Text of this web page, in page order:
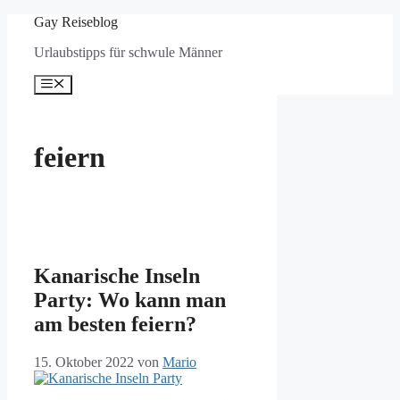
springen
Gay Reiseblog
Urlaubstipps für schwule Männer
Menü
feiern
Kanarische Inseln
Party: Wo kann man
am besten feiern?
15. Oktober 2022 von Mario